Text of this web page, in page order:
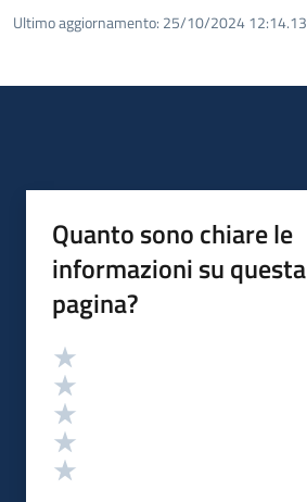
Ultimo aggiornamento: 25/10/2024 12:14.13
Quanto sono chiare le
informazioni su questa
pagina?
Valutazione